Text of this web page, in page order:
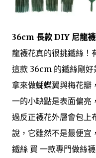
36cm 長款 DIY 尼龍襪
龍襪花真的很挑鐵絲！
這款 36cm 的鐵絲剛
拿來做蝴蝶翼與梅花瓣
一的小缺點是表面偏
過反正襪花外層會包上
說，它雖然不是最便宜
鐵絲 買 一款專門做絲